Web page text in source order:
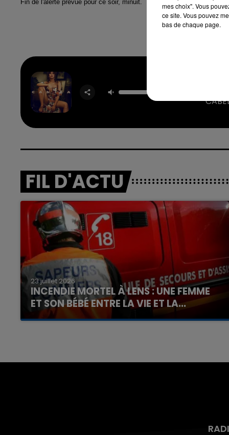
Fin de l'alerte prévue pour ce soir, minuit.
FIL D'ACTU
23 juillet 2026
INCENDIE MORTEL À LENS : UNE FEMME
ET SON BÉBÉ ENTRE LA VIE ET LA...
Un homme s'est immolé par le feu après avoir
La Team du Week-end
mes choix". Vous
ce site. Vous pouvez
bas de chaque page.